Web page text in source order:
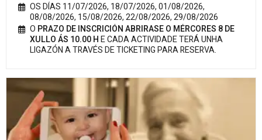
OS DÍAS 11/07/2026, 18/07/2026, 01/08/2026,
08/08/2026, 15/08/2026, 22/08/2026, 29/08/2026
O PRAZO DE INSCRICIÓN ABRIRASE O MÉRCORES 8 DE
XULLO ÁS 10.00 HE CADA ACTIVIDADE TERÁ UNHA
LIGAZÓN A TRAVÉS DE TICKETING PARA RESERVA.